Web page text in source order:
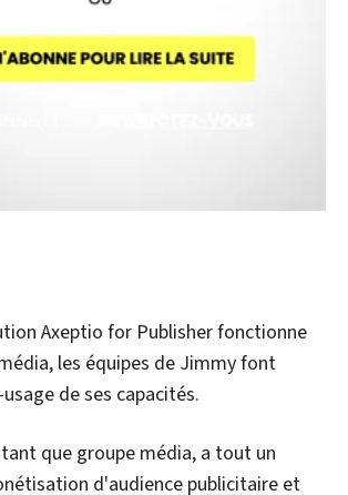
Axeptio for Publisher fonctionne
les équipes de Jimmy font
de ses capacités.
que groupe média, a tout un
d'audience publicitaire et